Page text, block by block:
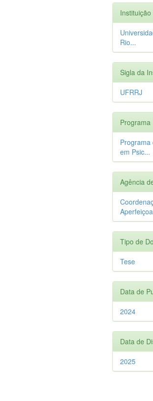
Instituição
Rio...
Sigla da
UFRRJ
Programa
Programa
em Psic...
Agência
Tipo de
Tese
Data de
2024
Data de
2025